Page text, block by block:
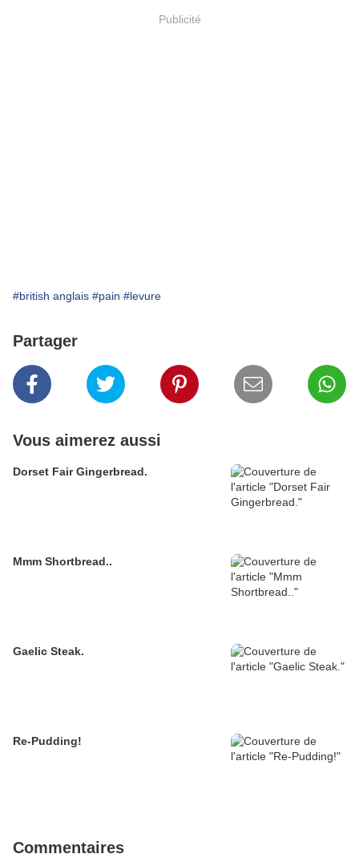
Publicité
#british anglais #pain #levure
Partager
Vous aimerez aussi
Dorset Fair Gingerbread.
Mmm Shortbread..
Gaelic Steak.
Re-Pudding!
Commentaires